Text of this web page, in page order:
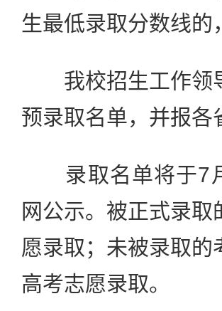
生最低录取分数线的
我校招生工作领
预录取名单，并报各
录取名单将于7月
网公示。被正式录
愿录取；未被录取
高考志愿录取。